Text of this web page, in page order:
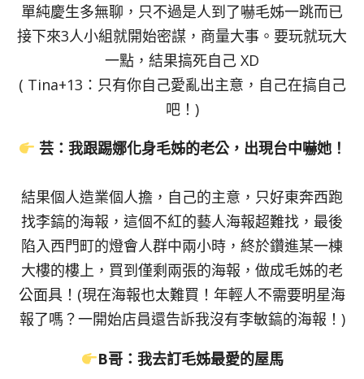
單純慶生多無聊，只不過是人到了嚇毛姊一跳而已
接下來3人小組就開始密謀，商量大事。要玩就玩大
一點，結果搞死自己 XD
( Tina+13：只有你自己愛亂出主意，自己在搞自己
吧！)
芸：我跟踢娜化身毛姊的老公，出現台中嚇她！
結果個人造業個人擔，自己的主意，只好東奔西跑
找李鎬的海報，這個不紅的藝人海報超難找，最後
陷入西門町的燈會人群中兩小時，終於鑽進某一棟
大樓的樓上，買到僅剩兩張的海報，做成毛姊的老
公面具！(現在海報也太難買！年輕人不需要明星海
報了嗎？一開始店員還告訴我沒有李敏鎬的海報！)
B哥：我去訂毛姊最愛的屋馬